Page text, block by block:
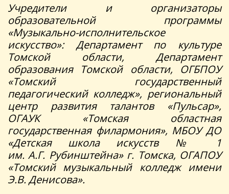
Учредители и организаторы
образовательной программы
«Музыкально-исполнительское
искусство»: Департамент по культуре
Томской области, Департамент
образования Томской области, ОГБПОУ
«Томский государственный
педагогический колледж», региональный
центр развития талантов «Пульсар»,
ОГАУК «Томская областная
государственная филармония», МБОУ ДО
«Детская школа искусств № 1
им. А.Г. Рубинштейна» г. Томска, ОГАПОУ
«Томский музыкальный колледж имени
Э.В. Денисова».